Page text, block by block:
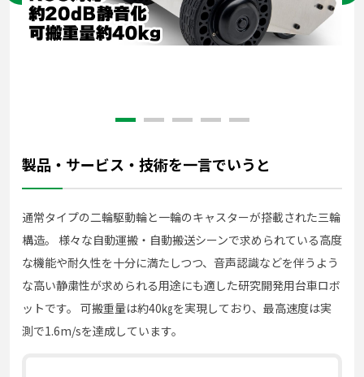
製品・サービス・技術を一言でいうと
通常タイプの二輪駆動輪と一輪のキャスターが搭載された三輪
構造。 様々な自動運搬・自動搬送シーンで求められている高度
な機能や耐久性を十分に満たしつつ、音声認識などを伴うよう
な高い静粛性が求められる用途にも適した研究開発用台車ロボ
ットです。 可搬重量は約40㎏を実現しており、最高速度は実
測で1.6m/sを達成しています。